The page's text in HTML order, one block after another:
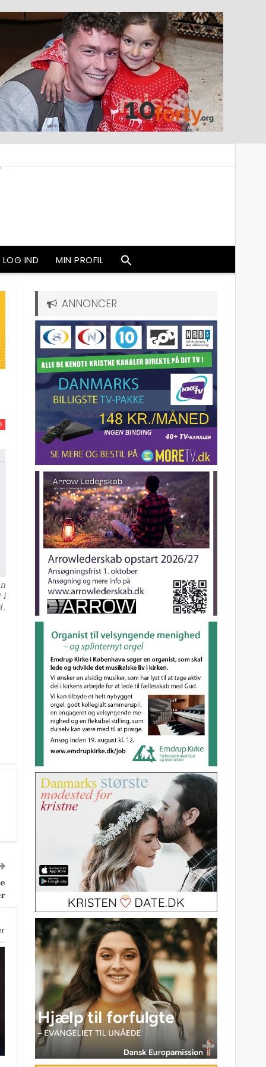
LOG IND MIN PROFIL
i
ANNONCER